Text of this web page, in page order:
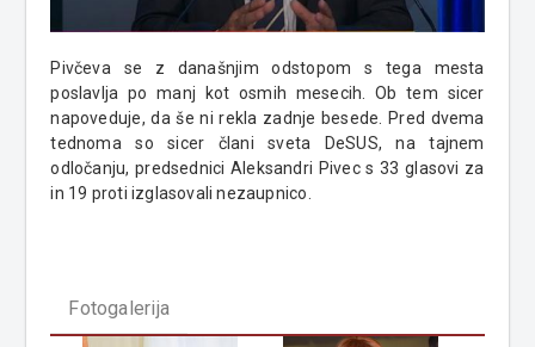
Pivčeva se z današnjim odstopom s tega mesta
poslavlja po manj kot osmih mesecih. Ob tem sicer
napoveduje, da še ni rekla zadnje besede. Pred dvema
tednoma so sicer člani sveta DeSUS, na tajnem
odločanju, predsednici Aleksandri Pivec s 33 glasovi za
in 19 proti izglasovali nezaupnico.
Fotogalerija